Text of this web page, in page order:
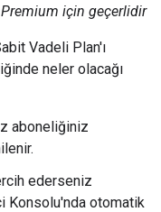
için geçerlidir
Vadeli Plan'ı
neler olacağı
aboneliğiniz
ederseniz
Konsolu'nda otomatik